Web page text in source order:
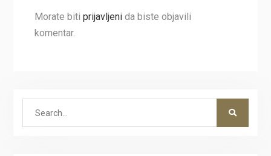
Morate biti prijavljenida biste objavili
komentar.